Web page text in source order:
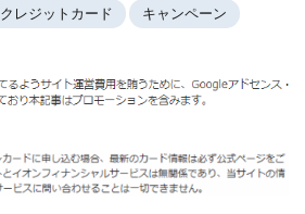
クレジットカード キャンペーン